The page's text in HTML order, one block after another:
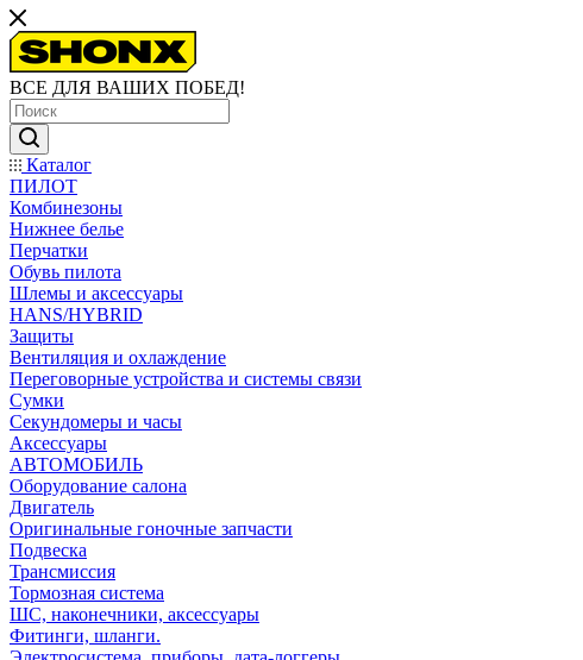
ВСЕ ДЛЯ ВАШИХ ПОБЕД!
Каталог
ПИЛОТ
Комбинезоны
Нижнее белье
Перчатки
Обувь пилота
Шлемы и аксессуары
HANS/HYBRID
Защиты
Вентиляция и охлаждение
Переговорные устройства и системы связи
Сумки
Секундомеры и часы
Аксессуары
АВТОМОБИЛЬ
Оборудование салона
Двигатель
Оригинальные гоночные запчасти
Подвеска
Трансмиссия
Тормозная система
ШС, наконечники, аксессуары
Фитинги, шланги.